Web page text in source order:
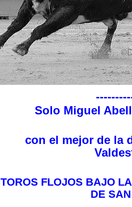
Solo Miguel
con el mejor de la
TOROS FLOJOS BAJO
DE